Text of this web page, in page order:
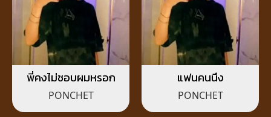
พี่คงไม่ชอบผมหรอก
PONCHET
แฟนคนนึง
PONCHET